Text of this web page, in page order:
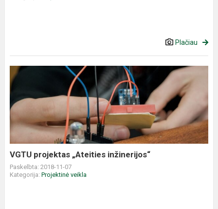
Plačiau
VGTU
projektas
„Ateities
inžinerijos“
VGTU projektas „Ateities inžinerijos“
Paskelbta: 2018-11-07
Kategorija: Projektinė veikla